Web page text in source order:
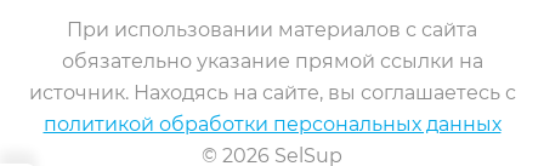
При использовании материалов с сайта
обязательно указание прямой ссылки на
источник. Находясь на сайте, вы соглашаетесь с
политикой обработки персональных данных
© 2026 SelSup